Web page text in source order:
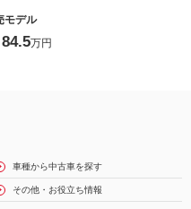
モデル
84.5万円
車種から中古車を探す
その他・お役立ち情報